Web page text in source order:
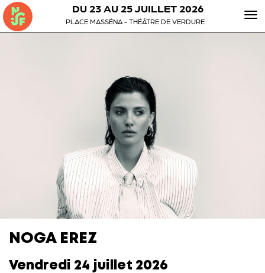
DU 23 AU 25 JUILLET 2026
PLACE MASSÉNA - THÉÂTRE DE VERDURE
NOGA EREZ
Vendredi 24 juillet 2026